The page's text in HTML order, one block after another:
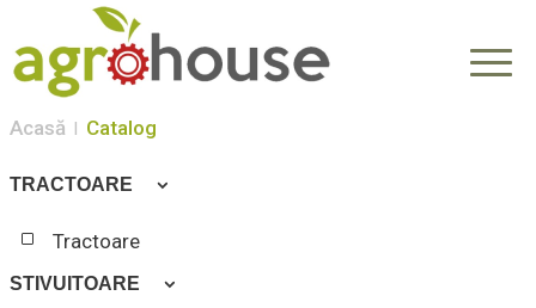
Acasă Catalog
TRACTOARE
Tractoare
STIVUITOARE